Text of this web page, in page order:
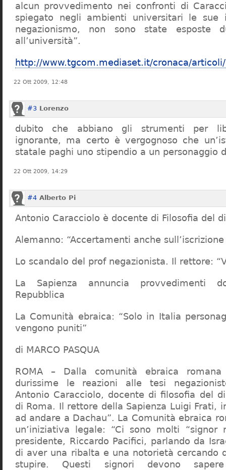
alcun provvedimento nei confronti di
spiegato negli ambienti universitari le sue
negazionismo, non sono state esposte
all’università”.
http://www.tgcom.mediaset.it/cronaca/
22 Ott 2009, 12:48
#3 Lorenzo
dubito che abbiano gli strumenti per
ignorante, ma certo è vergognoso che
statale paghi uno stipendio a un personaggio
22 Ott 2009, 14:29
#4 Alberto Pi
Antonio Caracciolo è docente di Filosofia del
Alemanno: “Accertamenti anche
Lo scandalo del prof negazionista. Il rettore:
La Sapienza annuncia provvedimenti
Repubblica
La Comunità ebraica: “Solo in Italia
vengono puniti”
di MARCO PASQUA
ROMA – Dalla comunità ebraica
durissime le reazioni alle tesi
Antonio Caracciolo, docente di filosofia del
di Roma. Il rettore della Sapienza Luigi Frati,
ad andare a Dachau”. La Comunità ebraica
un’iniziativa legale: “Ci sono molti “signor
presidente, Riccardo Pacifici, parlando da
di aver una ribalta e una notorietà cercando
stupire. Questi signori devono